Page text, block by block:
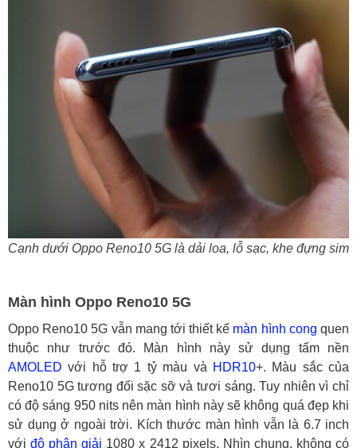
Cạnh dưới Oppo Reno10 5G là dải loa, lỗ sạc, khe đựng sim
Màn hình Oppo Reno10 5G
Oppo Reno10 5G vẫn mang tới thiết kế màn hình cong quen
thuộc như trước đó. Màn hình này sử dụng tấm nền
AMOLED với hỗ trợ 1 tỷ màu và HDR10+. Màu sắc của
Reno10 5G tương đối sặc sỡ và tươi sáng. Tuy nhiên vì chỉ
có độ sáng 950 nits nên màn hình này sẽ không quá đẹp khi
sử dụng ở ngoài trời. Kích thước màn hình vẫn là 6.7 inch
vớiđộ phân giải 1080 x 2412 pixels. Nhìn chung, không có